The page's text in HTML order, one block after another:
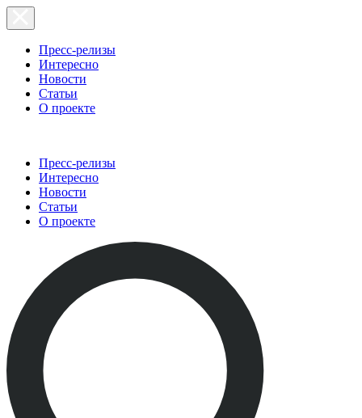
Пресс-релизы
Интересно
Новости
Статьи
О проекте
Пресс-релизы
Интересно
Новости
Статьи
О проекте